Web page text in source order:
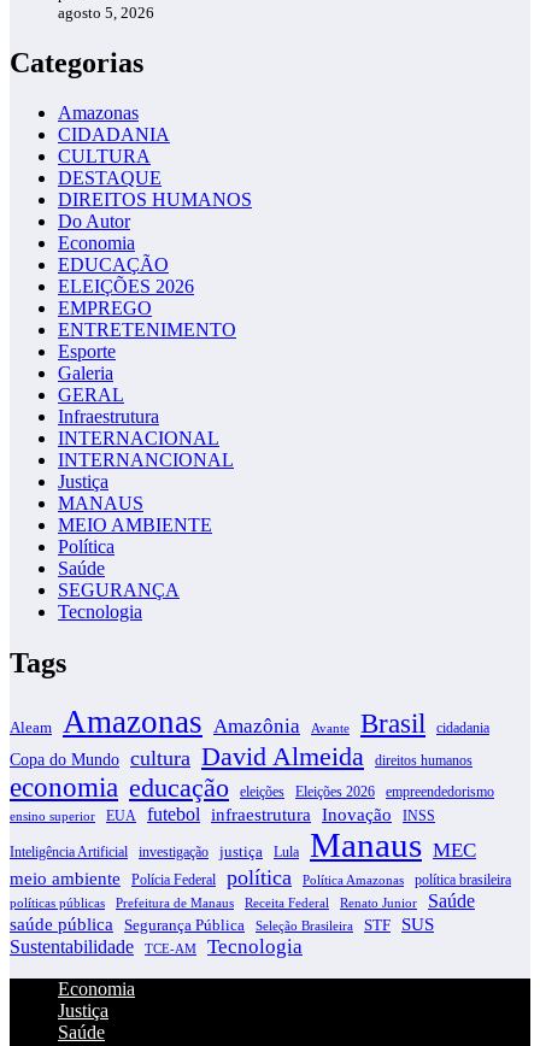
agosto 5, 2026
Categorias
Amazonas
CIDADANIA
CULTURA
DESTAQUE
DIREITOS HUMANOS
Do Autor
Economia
EDUCAÇÃO
ELEIÇÕES 2026
EMPREGO
ENTRETENIMENTO
Esporte
Galeria
GERAL
Infraestrutura
INTERNACIONAL
INTERNANCIONAL
Justiça
MANAUS
MEIO AMBIENTE
Política
Saúde
SEGURANÇA
Tecnologia
Tags
Aleam Amazonas Amazônia Avante Brasil cidadania
Copa do Mundo cultura David Almeida direitos humanos
economia educação eleições Eleições 2026 empreendedorismo
ensino superior EUA futebol infraestrutura Inovação INSS
Inteligência Artificial investigação justiça Lula Manaus MEC
meio ambiente Polícia Federal política Política Amazonas política brasileira
políticas públicas Prefeitura de Manaus Receita Federal Renato Junior Saúde
saúde pública Segurança Pública Seleção Brasileira STF
SUS
Sustentabilidade
TCE-AM Tecnologia
Economia
Justiça
Saúde